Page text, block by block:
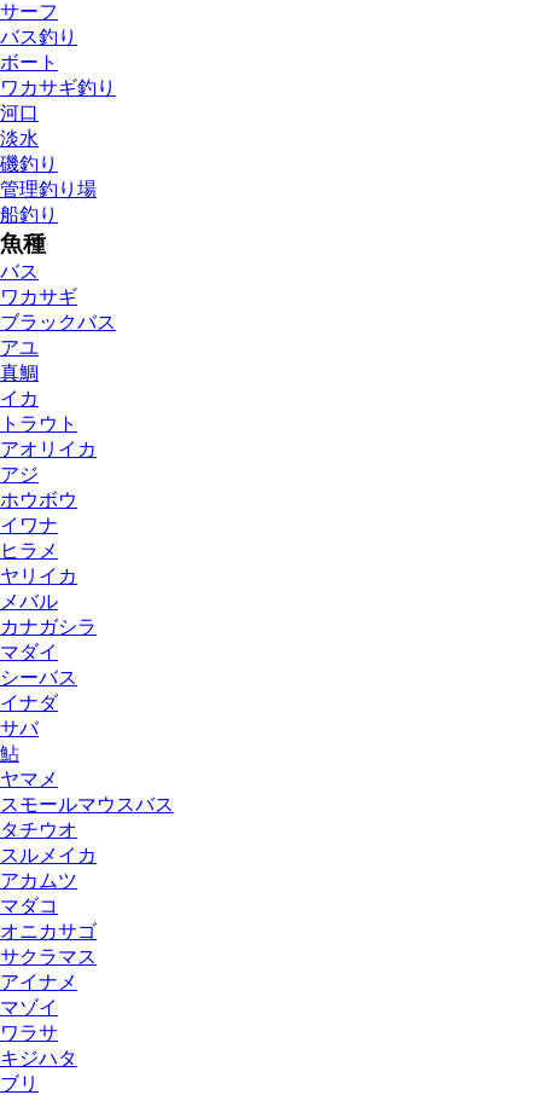
サーフ
バス釣り
ボート
ワカサギ釣り
河口
淡水
磯釣り
管理釣り場
船釣り
魚種
バス
ワカサギ
ブラックバス
アユ
真鯛
イカ
トラウト
アオリイカ
アジ
ホウボウ
イワナ
ヒラメ
ヤリイカ
メバル
カナガシラ
マダイ
シーバス
イナダ
サバ
鮎
ヤマメ
スモールマウスバス
タチウオ
スルメイカ
アカムツ
マダコ
オニカサゴ
サクラマス
アイナメ
マゾイ
ワラサ
キジハタ
ブリ